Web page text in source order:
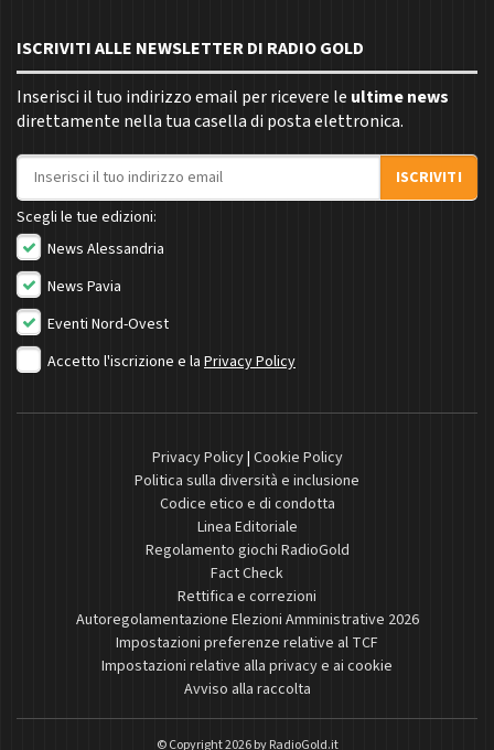
ISCRIVITI ALLE NEWSLETTER DI RADIO GOLD
Inserisci il tuo indirizzo email per ricevere le ultime news
direttamente nella tua casella di posta elettronica.
Indirizzo email
ISCRIVITI
Scegli le tue edizioni:
News Alessandria
News Pavia
Eventi Nord-Ovest
Accetto l'iscrizione e la Privacy Policy
Privacy Policy| Cookie Policy
Politica sulla diversità e inclusione
Codice etico e di condotta
Linea Editoriale
Regolamento giochi RadioGold
Fact Check
Rettifica e correzioni
Autoregolamentazione Elezioni Amministrative 2026
Impostazioni preferenze relative al TCF
Impostazioni relative alla privacy e ai cookie
Avviso alla raccolta
© Copyright 2026 byRadioGold.it